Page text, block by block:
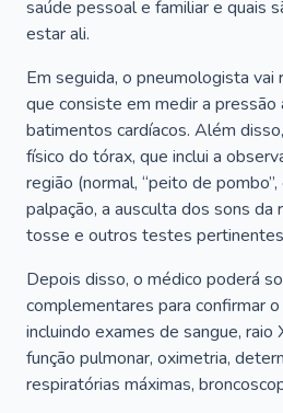
saúde pessoal e familiar e quais
estar ali.
Em seguida, o pneumologista vai
que consiste em medir a pressão
batimentos cardíacos. Além
físico do tórax, que inclui a
região (normal, “peito de
palpação, a ausculta dos sons da
tosse e outros testes
Depois disso, o médico poderá
complementares para confirmar
incluindo exames de sangue, raio
função pulmonar, oximetria,
respiratórias máximas,